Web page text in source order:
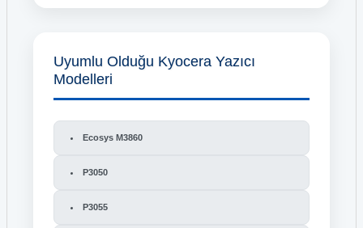
Uyumlu Olduğu Kyocera Yazıcı
Modelleri
Ecosys M3860
P3050
P3055